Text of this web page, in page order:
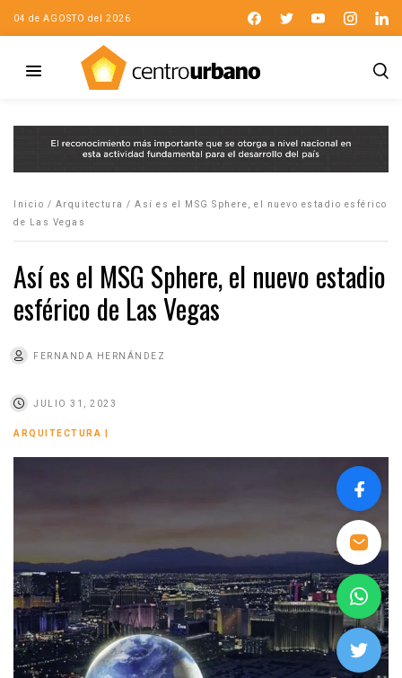
04 de AGOSTO del 2026
Inicio / Arquitectura / Así es el MSG Sphere, el nuevo estadio esférico
de Las Vegas
Así es el MSG Sphere, el nuevo estadio
esférico de Las Vegas
FERNANDA HERNÁNDEZ
JULIO 31, 2023
ARQUITECTURA